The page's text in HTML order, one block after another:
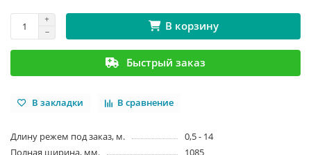
В корзину
Быстрый заказ
В закладки В сравнение
Длину режем под заказ, м.
0,5 - 14
Полная ширина, мм.
1085